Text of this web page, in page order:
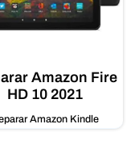
Amazon Fire
HD 10 2021
Amazon Kindle